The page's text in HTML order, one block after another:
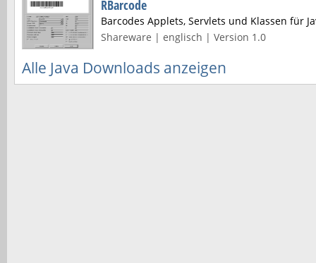
RBarcode
Barcodes Applets, Servlets und Klassen für
Shareware | englisch | Version 1.0
Alle Java Downloads anzeigen